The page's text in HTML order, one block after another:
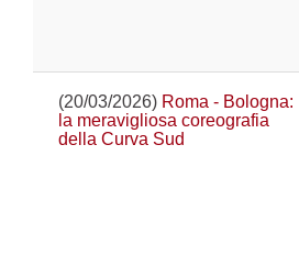
(20/03/2026) Roma - Bologna:
la meravigliosa coreografia
della Curva Sud